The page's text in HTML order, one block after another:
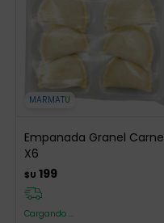
MARMATU
Empanada Granel Carne
X6
$U 199
Cargando ...